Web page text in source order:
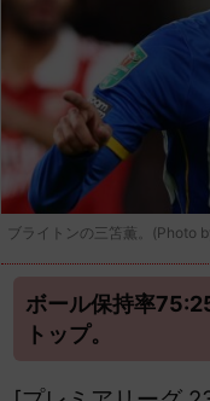
ブライトンの三笘薫。(Photo
ボール保持率
トップ。